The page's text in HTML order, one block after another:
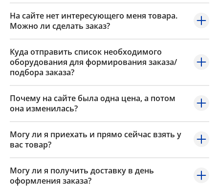
На сайте нет интересующего меня товара.
Можно ли сделать заказ?
Куда отправить список необходимого
оборудования для формирования заказа/
подбора заказа?
Почему на сайте была одна цена, а потом
она изменилась?
Могу ли я приехать и прямо сейчас взять у
вас товар?
Могу ли я получить доставку в день
оформления заказа?